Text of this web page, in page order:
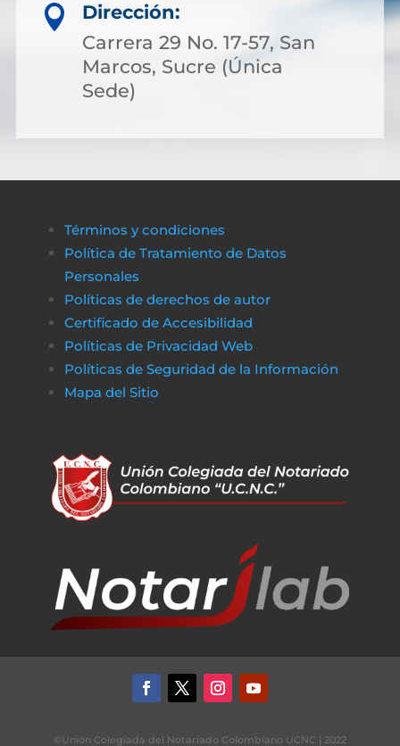

Dirección:
Carrera 29 No. 17-57, San
Marcos, Sucre (Única
Sede)
Términos y condiciones
Política de Tratamiento de Datos
Personales
Políticas de derechos de autor
Certificado de Accesibilidad
Políticas de Privacidad Web
Políticas de Seguridad de la Información
Mapa del Sitio
©Unión Colegiada del Notariado Colombiano UCNC | 2022